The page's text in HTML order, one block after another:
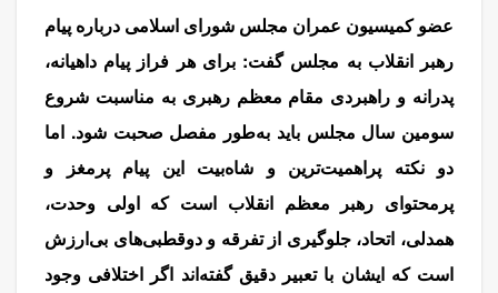
عضو کمیسیون عمران مجلس شورای اسلامی درباره پیام
رهبر انقلاب به مجلس گفت: برای هر فراز پیام داهیانه،
پدرانه و راهبردی مقام معظم رهبری به مناسبت شروع
سومین سال مجلس باید به‌طور مفصل صحبت شود. اما
دو نکته پراهمیت‌ترین و شاه‌بیت این پیام پرمغز و
پرمحتوای رهبر معظم انقلاب است که اولی وحدت،
همدلی، اتحاد، جلوگیری از تفرقه و دوقطبی‌های بی‌ارزش
است که ایشان با تعبیر دقیق گفته‌اند اگر اختلافی وجود